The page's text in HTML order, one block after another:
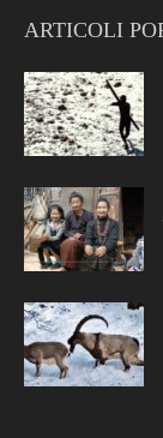
ARTICOLI